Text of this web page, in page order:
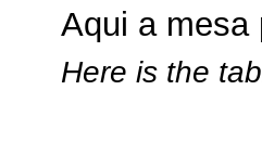
Aqui a mesa
Here is the